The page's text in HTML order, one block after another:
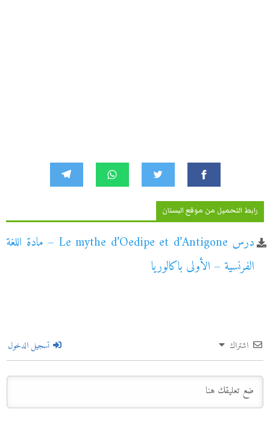
رابط التحميل من موقع البستان
درس Le mythe d’Oedipe et d’Antigone – مادة اللغة
الفرنسية – الأولى باكالوريا
اشتراك تسجيل الدخول